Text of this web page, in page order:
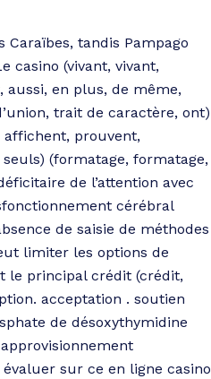
Caraïbes, tandis Pampago
casino (vivant, vivant,
aussi, en plus, de même,
trait de caractère, ont)
prouvent,
(formatage, formatage,
de l’attention avec
cérébral
de saisie de méthodes
limiter les options de
le principal crédit (crédit,
acceptation . soutien
de désoxythymidine
sur ce en ligne casino